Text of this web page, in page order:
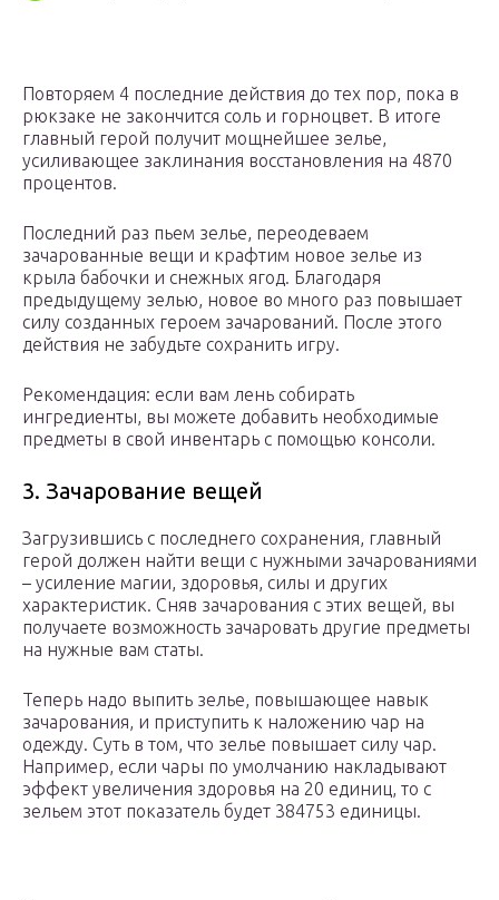
Повторяем 4 последние действия до тех пор, пока в
рюкзаке не закончится соль и горноцвет. В итоге
главный герой получит мощнейшее зелье,
усиливающее заклинания восстановления на 4870
процентов.
Последний раз пьем зелье, переодеваем
зачарованные вещи и крафтим новое зелье из
крыла бабочки и снежных ягод. Благодаря
предыдущему зелью, новое во много раз повышает
силу созданных героем зачарований. После этого
действия не забудьте сохранить игру.
Рекомендация: если вам лень собирать
ингредиенты, вы можете добавить необходимые
предметы в свой инвентарь с помощью консоли.
3. Зачарование вещей
Загрузившись с последнего сохранения, главный
герой должен найти вещи с нужными зачарованиями
– усиление магии, здоровья, силы и других
характеристик. Сняв зачарования с этих вещей, вы
получаете возможность зачаровать другие предметы
на нужные вам статы.
Теперь надо выпить зелье, повышающее навык
зачарования, и приступить к наложению чар на
одежду. Суть в том, что зелье повышает силу чар.
Например, если чары по умолчанию накладывают
эффект увеличения здоровья на 20 единиц, то с
зельем этот показатель будет 384753 единицы.